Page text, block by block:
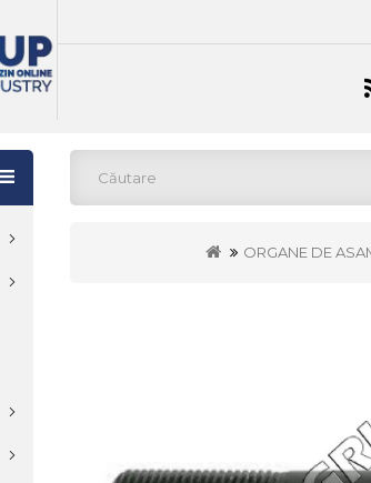
ORGANE DE